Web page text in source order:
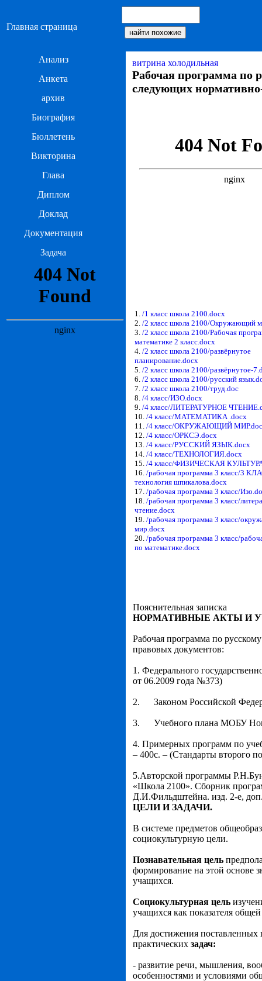
Главная страница
Анализ
Анкета
архив
Биография
Бюллетень
Викторина
Глава
Диплом
Доклад
Документация
Задача
витрина холодильная
Рабочая программа по
следующих
1. /1 класс школа 2100.docx
2. /2 класс школа 2100/Окружающий
3. /2 класс школа 2100/Рабочая
математике 2 класс.docx
4. /2 класс школа 2100/развёрнутое
планирование.docx
5. /2 класс школа 2100/развёрнутое-
6. /2 класс школа 2100/русский
7. /2 класс школа 2100/труд.doc
8. /4 класс/ИЗО.docx
9. /4 класс/ЛИТЕРАТУРНОЕ
10. /4 класс/МАТЕМАТИКА .docx
11. /4 класс/ОКРУЖАЮЩИЙ
12. /4 класс/ОРКСЭ.docx
13. /4 класс/РУССКИЙ ЯЗЫК.docx
14. /4 класс/ТЕХНОЛОГИЯ.docx
15. /4 класс/ФИЗИЧЕСКАЯ
16. /рабочая программа 3 класс/3
технология шпикалова.docx
17. /рабочая программа 3 класс/
18. /рабочая программа 3 класс/
чтение.docx
19. /рабочая программа 3 класс/
мир.docx
20. /рабочая программа 3 класс/
по математике.docx
Пояснительная записка
НОРМАТИВНЫЕ АКТЫ И
Рабочая программа по
правовых документов:
1. Федерального
от 06.2009 года №373)
2. Законом Российской
3. Учебного плана МОБУ
4. Примерных программ по
– 400с. – (Стандарты второго
5.Авторской программы
«Школа 2100». Сборник
Д.И.Фильдштейна. изд. 2-е,
ЦЕЛИ И ЗАДАЧИ.
В системе предметов
социокультурную цели.
Познавательная цель
формирование на этой основе
учащихся.
Социокультурная цель
учащихся как показателя
Для достижения поставленных
практических задач:
- развитие речи, мышления,
особенностями и условиями